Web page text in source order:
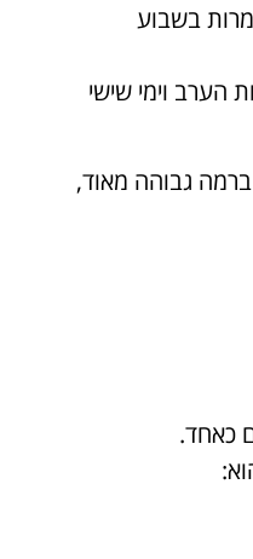
הערב וימי שישי
גבוהה מאוד,
כאחד.